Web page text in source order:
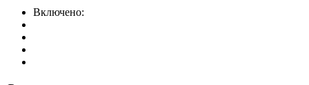
Включено: